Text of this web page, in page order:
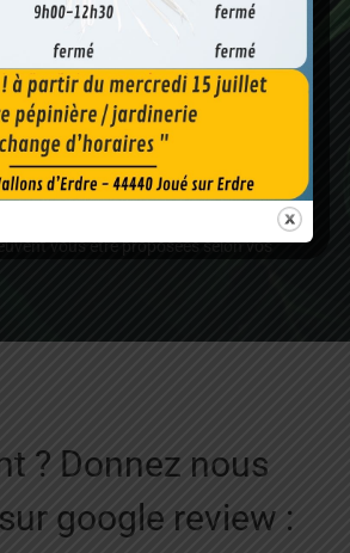
J’M Jardin peut répondre :
fruitiers, des rosiers et des plantes
vous être proposées selon vos
? Donnez nous
google review :